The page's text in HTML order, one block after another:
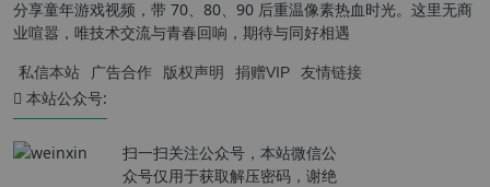
分享童年游戏视频，带 70、80、90 后重温像素热血时光。这里无商
业喧嚣，唯技术交流与青春回响，期待与同好相遇
私信本站 广告合作 版权声明 捐赠VIP 友情链接
本站公众号:
扫一扫关注公众号，本站微信公
众号仅用于获取解压密码，谢绝